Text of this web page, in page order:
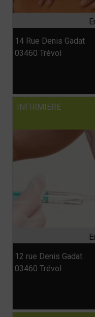
14 Rue Denis Gadat
03460 Trévol
INFIRMIERE
12 rue Denis Gadat
03460 Trévol